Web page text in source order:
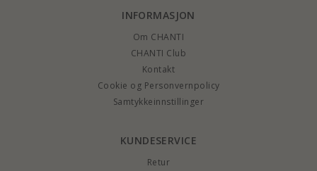
INFORMASJON
Om CHANTI
CHANTI Club
Kontakt
Cookie og Personvernpolicy
Samtykkeinnstillinger
KUNDESERVICE
Retur